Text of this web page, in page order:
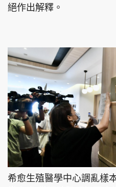
頭條搵工
關於我們
聯絡我們
隱私政策聲明
使
版
Copyright © 東周網 版權所
©Eastweek.com.hk. All
絕作出解釋。
希愈生殖醫學中心調亂樣